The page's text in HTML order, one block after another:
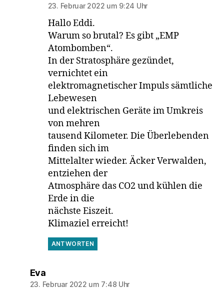
23. Februar 2022 um 9:24 Uhr
Hallo Eddi.
Warum so brutal? Es gibt „EMP
Atombomben“.
In der Stratosphäre gezündet,
vernichtet ein
elektromagnetischer Impuls sämtliche
Lebewesen
und elektrischen Geräte im Umkreis
von mehren
tausend Kilometer. Die Überlebenden
finden sich im
Mittelalter wieder. Äcker Verwalden,
entziehen der
Atmosphäre das CO2 und kühlen die
Erde in die
nächste Eiszeit.
Klimaziel erreicht!
ANTWORTEN
Evasagt:
23. Februar 2022 um 7:48 Uhr